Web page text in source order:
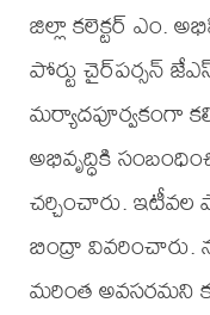
జిల్లా కలెక్టర్ ఎం.
పోర్టు చైర్‌పర్సన్
మర్యాదపూర్వకంగా
అభివృద్ధికి
చర్చించారు. ఇటీవల
బింద్రా వివరించారు.
మరింత అవసరమని